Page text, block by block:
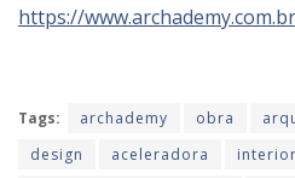
https://
Tags: archademy obra
design
aceleradora